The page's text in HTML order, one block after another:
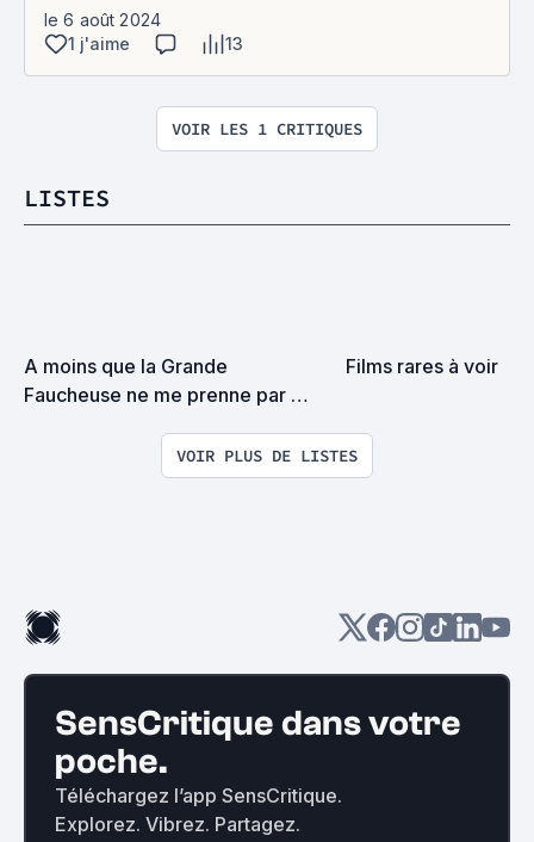
le 6 août 2024
1 j'aime
13
VOIR LES 1 CRITIQUES
LISTES
A moins que la Grande
Faucheuse ne me prenne par
Films rares à voir
VOIR PLUS DE LISTES
SensCritique dans votre
poche.
Téléchargez l’app SensCritique.
Explorez. Vibrez. Partagez.